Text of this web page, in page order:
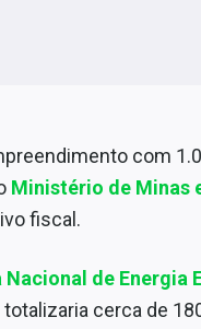
com
Ministério de Minas
fiscal.
Nacional de Energia
cerca de